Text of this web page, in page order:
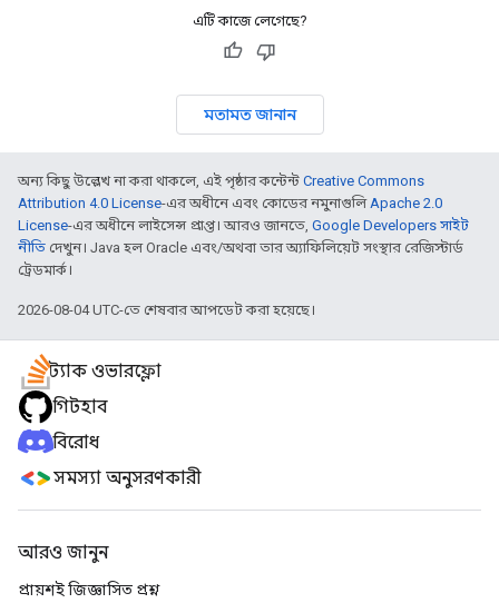
এটি কাজে লেগেছে?
মতামত জানান
অন্য কিছু উল্লেখ না করা থাকলে, এই পৃষ্ঠার কন্টেন্ট Creative Commons
Attribution 4.0 License-এর অধীনে এবং কোডের নমুনাগুলিApache 2.0
License-এর অধীনে লাইসেন্স প্রাপ্ত। আরও জানতে, Google Developers সাইট
নীতি দেখুন। Java হল Oracle এবং/অথবা তার অ্যাফিলিয়েট সংস্থার রেজিস্টার্ড
ট্রেডমার্ক।
2026-08-04 UTC-তে শেষবার আপডেট করা হয়েছে।
স্ট্যাক ওভারফ্লো
গিটহাব
বিরোধ
সমস্যা অনুসরণকারী
আরও জানুন
প্রায়শই জিজ্ঞাসিত প্রশ্ন